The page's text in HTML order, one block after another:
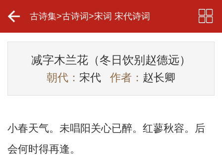
古诗集>古诗词 >宋词 宋代诗词
减字木兰花（冬日饮别赵德远）
朝代： 宋代 作者： 赵长卿
小春天气。未唱阳关心已醉。红蓼秋容。后
会何时得再逢。